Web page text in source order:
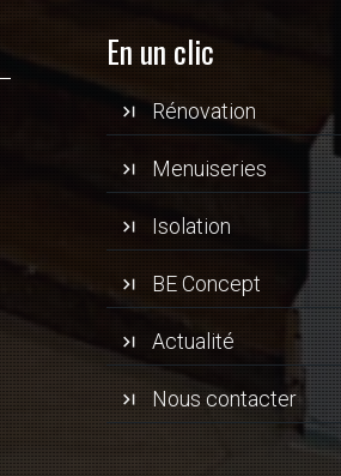
En un clic
Rénovation
Menuiseries
Isolation
BE Concept
Actualité
Nous contacter